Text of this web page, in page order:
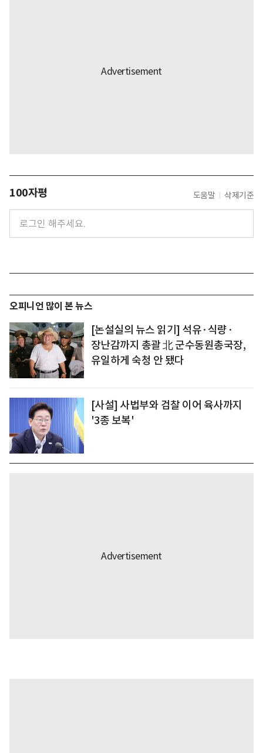
100자평 도움말 삭제기준
오피니언 많이 본 뉴스
[논설실의 뉴스 읽기] 석유·식량·
장난감까지 총괄 北 군수동원총국장,
유일하게 숙청 안 됐다
[사설] 사법부와 검찰 이어 육사까지
'3종 보복'